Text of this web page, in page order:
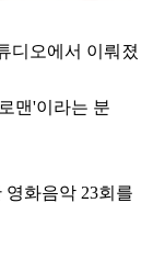
디오에서 이뤄졌
맨'이라는 분
영화음악 23회 를